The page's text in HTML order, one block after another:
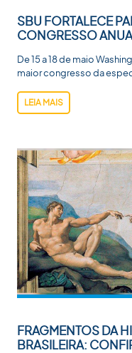
SBU FORTALECE
CONGRESSO
De 15 a 18 de maio
maior congresso da
LEIA MAIS
FRAGMENTOS DA
BRASILEIRA: